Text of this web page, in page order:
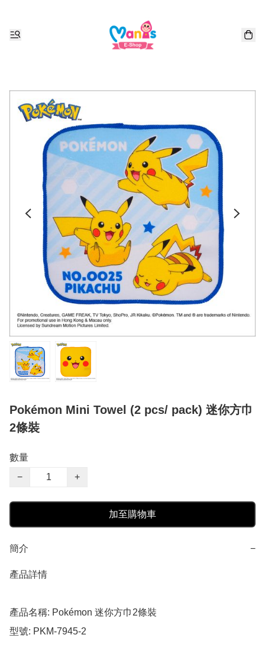
Pokémon Mini Towel (2 pcs/ pack) 迷你方巾
2條裝
數量
−
+
加至購物車
簡介 −
產品詳情
產品名稱: Pokémon 迷你方巾2條裝
型號: PKM-7945-2